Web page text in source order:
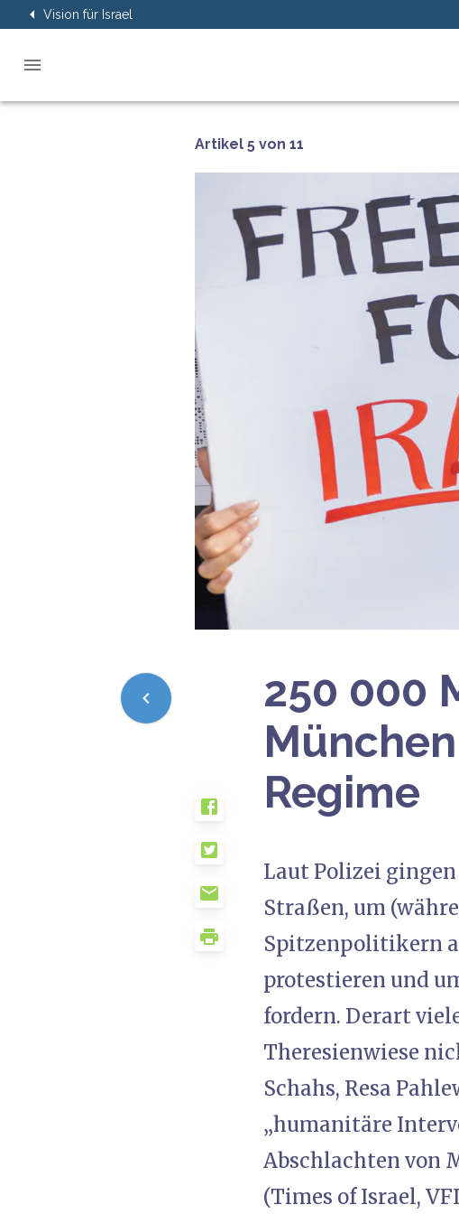
Vision für Israel
Artikel 5 von 11
250 000
Regime
Laut Polizei gingen
Straßen, um
Spitzenpolitikern
protestieren und
fordern. Derart
Theresienwiese
Schahs, Resa
„humanitäre
Abschlachten von
(Times of Israel,